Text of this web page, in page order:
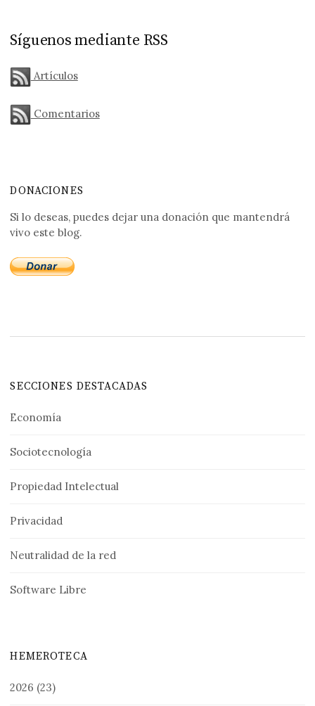
Síguenos mediante RSS
Artículos
Comentarios
DONACIONES
Si lo deseas, puedes dejar una donación que mantendrá
vivo este blog.
SECCIONES DESTACADAS
Economía
Sociotecnología
Propiedad Intelectual
Privacidad
Neutralidad de la red
Software Libre
HEMEROTECA
2026 (23)